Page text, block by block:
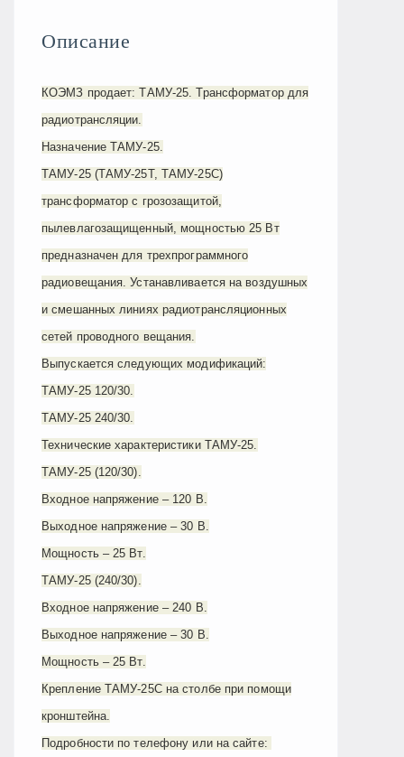
Описание
КОЭМЗ продает: ТАМУ-25. Трансформатор для
радиотрансляции.
Назначение ТАМУ-25.
ТАМУ-25 (ТАМУ-25Т, ТАМУ-25С)
трансформатор с грозозащитой,
пылевлагозащищенный, мощностью 25 Вт
предназначен для трехпрограммного
радиовещания. Устанавливается на воздушных
и смешанных линиях радиотрансляционных
сетей проводного вещания.
Выпускается следующих модификаций:
ТАМУ-25 120/30.
ТАМУ-25 240/30.
Технические характеристики ТАМУ-25.
ТАМУ-25 (120/30).
Входное напряжение – 120 В.
Выходное напряжение – 30 В.
Мощность – 25 Вт.
ТАМУ-25 (240/30).
Входное напряжение – 240 В.
Выходное напряжение – 30 В.
Мощность – 25 Вт.
Крепление ТАМУ-25С на столбе при помощи
кронштейна.
Подробности по телефону или на сайте: